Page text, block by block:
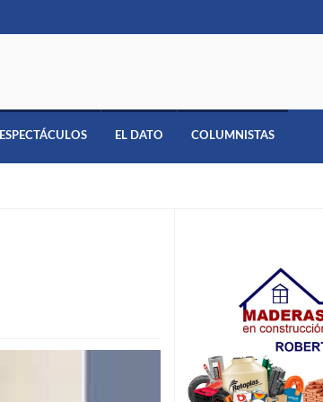
ESPECTÁCULOS EL DATO COLUMNISTAS